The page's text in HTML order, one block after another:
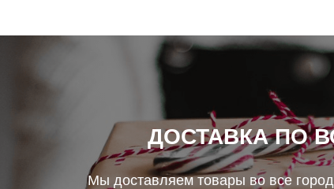
ДОСТАВКА ПО
Мы доставляем товары во все